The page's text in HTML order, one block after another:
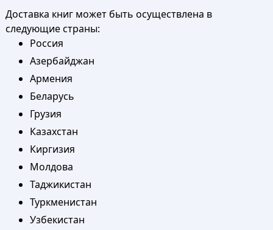
Доставка книг может быть осуществлена в
следующие страны:
Россия
Азербайджан
Армения
Беларусь
Грузия
Казахстан
Киргизия
Молдова
Таджикистан
Туркменистан
Узбекистан